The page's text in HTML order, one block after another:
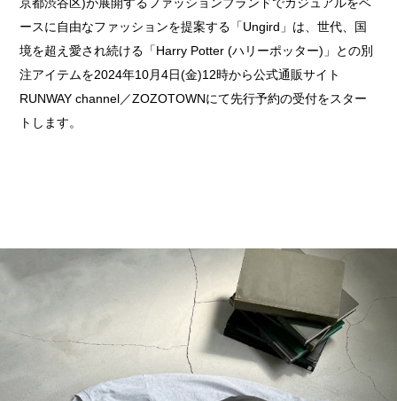
ースに自由なファッションを提案する「Ungird」は、世代、国
境を超え愛され続ける「Harry Potter (ハリーポッター)」との別
注アイテムを2024年10月4日(金)12時から公式通販サイト
RUNWAY channel／ZOZOTOWNにて先行予約の受付をスター
トします。